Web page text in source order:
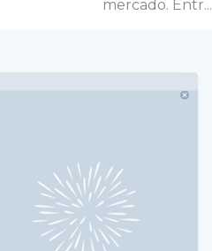
mercado. Entr...